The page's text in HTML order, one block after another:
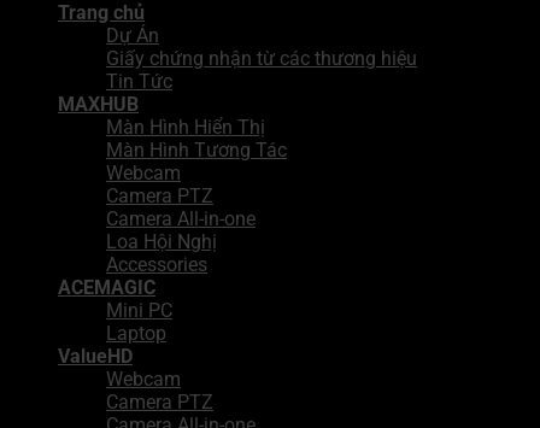
Trang chủ
Dự Án
Giấy chứng nhận từ các thương hiệu
Tin Tức
MAXHUB
Màn Hình Hiển Thị
Màn Hình Tương Tác
Webcam
Camera PTZ
Camera All-in-one
Loa Hội Nghị
Accessories
ACEMAGIC
Mini PC
Laptop
ValueHD
Webcam
Camera PTZ